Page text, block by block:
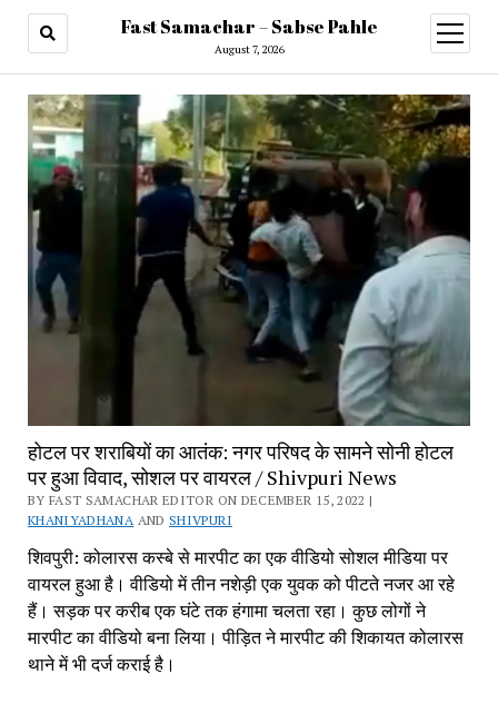
Fast Samachar – Sabse Pahle
August 7, 2026
open
menu
होटल पर शराबियों का आतंक: नगर परिषद के सामने सोनी होटल
पर हुआ विवाद, सोशल पर वायरल / Shivpuri News
BY FAST SAMACHAR EDITOR ON DECEMBER 15, 2022 |
KHANIYADHANA AND SHIVPURI
शिवपुरी: कोलारस कस्बे से मारपीट का एक वीडियो सोशल मीडिया पर
वायरल हुआ है। वीडियो में तीन नशेड़ी एक युवक को पीटते नजर आ रहे
हैं। सड़क पर करीब एक घंटे तक हंगामा चलता रहा। कुछ लोगों ने
मारपीट का वीडियो बना लिया। पीड़ित ने मारपीट की शिकायत कोलारस
थाने में भी दर्ज कराई है।